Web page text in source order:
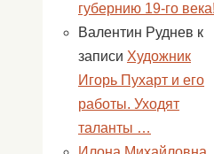
губернию 19-го века!
Валентин Руднев к
записи Художник
Игорь Пухарт и его
работы. Уходят
таланты …